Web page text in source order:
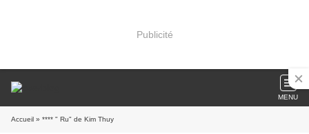
Publicité
MENU
Accueil » **** " Ru" de Kim Thuy